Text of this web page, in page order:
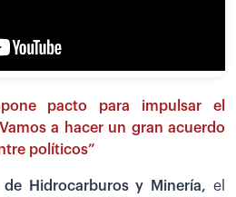
pacto para impulsar el
a hacer un gran acuerdo
políticos”
Hidrocarburos y Minería, el